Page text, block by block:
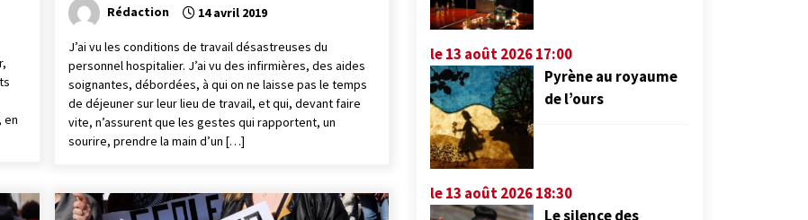
en
Rédaction 14 avril 2019
J’ai vu les conditions de travail désastreuses du
personnel hospitalier. J’ai vu des infirmières, des aides
soignantes, débordées, à qui on ne laisse pas le temps
de déjeuner sur leur lieu de travail, et qui, devant faire
vite, n’assurent que les gestes qui rapportent, un
sourire, prendre la main d’un […]
le 13 août 2026 17:00
Pyrène au royaume
de l’ours
le 13 août 2026 18:30
Le silence des